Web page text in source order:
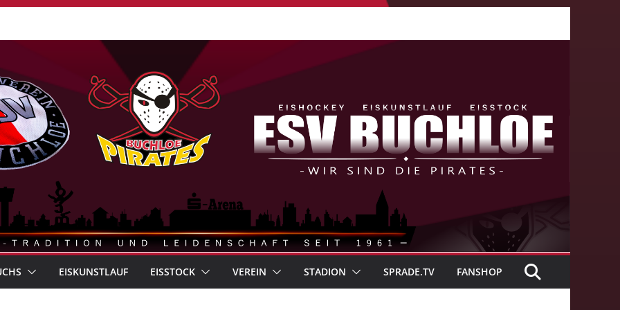
EISKUNSTLAUF EISSTOCK VEREIN STADION SPRADE.TV FANSHOP